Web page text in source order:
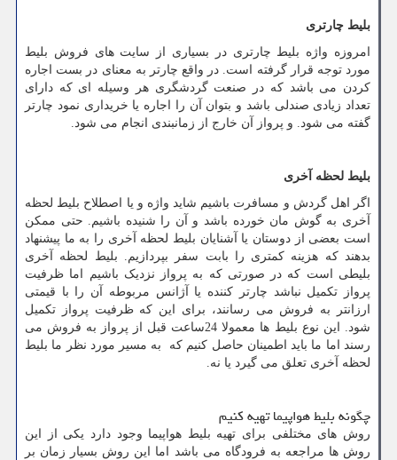
بلیط چارتری
امروزه واژه بلیط چارتری در بسیاری از سایت های فروش بلیط
مورد توجه قرار گرفته است. در واقع چارتر به معنای در بست اجاره
کردن می باشد که در صنعت گردشگری هر وسیله ای که دارای
تعداد زیادی صندلی باشد و بتوان آن را اجاره یا خریداری نمود چارتر
گفته می شود. و پرواز آن خارج از زمانبندی انجام می شود.
بلیط لحظه آخری
اگر اهل گردش و مسافرت باشیم شاید واژه و یا اصطلاح بلیط لحظه
آخری به گوش مان خورده باشد و آن را شنیده باشیم. حتی ممکن
است بعضی از دوستان یا آشنایان بلیط لحظه آخری را به ما پیشنهاد
بدهند که هزینه کمتری را بابت سفر بپردازیم. بلیط لحظه آخری
بلیطی است که در صورتی که به پرواز نزدیک باشیم اما ظرفیت
پرواز تکمیل نباشد چارتر کننده یا آژانس مربوطه آن را با قیمتی
ارزانتر به فروش می رسانند، برای این که ظرفیت پرواز تکمیل
شود. این نوع بلیط ها معمولا 24ساعت قبل از پرواز به فروش می
رسند اما ما باید اطمینان حاصل کنیم که به مسیر مورد نظر ما بلیط
لحظه آخری تعلق می گیرد یا نه.
چگونه بلیط هواپیما تهیه کنیم
روش های مختلفی برای تهیه بلیط هواپیما وجود دارد یکی از این
روش ها مراجعه به فرودگاه می باشد اما این روش بسیار زمان بر